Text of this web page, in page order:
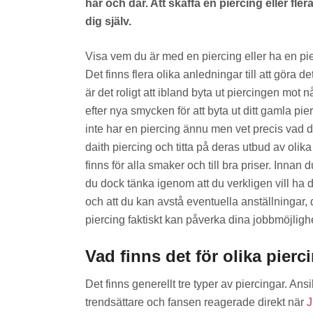
här och där. Att skaffa en piercing eller
dig själv.
Visa vem du är med en piercing eller ha en
Det finns flera olika anledningar till att göra
är det roligt att ibland byta ut piercingen mot
efter nya smycken för att byta ut ditt gamla
inte har en piercing ännu men vet precis vad
daith piercing och titta på deras utbud av
finns för alla smaker och till bra priser. Innan
du dock tänka igenom att du verkligen vill ha
och att du kan avstå eventuella anställningar,
piercing faktiskt kan påverka dina
Vad finns det för olika
Det finns generellt tre typer av piercingar.
trendsättare och fansen reagerade direkt när